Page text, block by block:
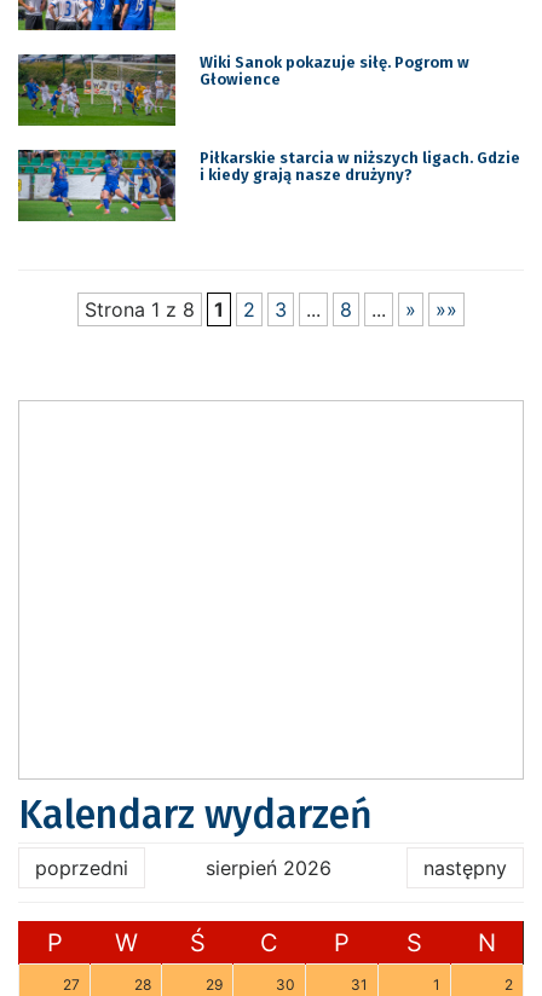
Wiki Sanok pokazuje siłę. Pogrom w
Głowience
Piłkarskie starcia w niższych ligach. Gdzie
i kiedy grają nasze drużyny?
Strona 1 z 8 1 2 3 ... 8 ... » »»
Kalendarz wydarzeń
poprzedni sierpień 2026 następny
P W Ś C P S N
27 28 29 30 31 1 2